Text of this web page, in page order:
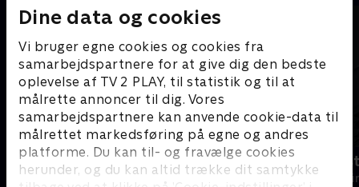
Dine data og cookies
Vi bruger egne cookies og cookies fra
samarbejdspartnere for at give dig den bedste
oplevelse af TV 2 PLAY, til statistik og til at
målrette annoncer til dig. Vores
samarbejdspartnere kan anvende cookie-data til
målrettet markedsføring på egne og andres
platforme. Du kan til- og fravælge cookies
herunder, og du kan altid trække dit samtykke
The Hunting Party
Krimi & Spænding • 2 sæsoner
Fornyet
Krimi &